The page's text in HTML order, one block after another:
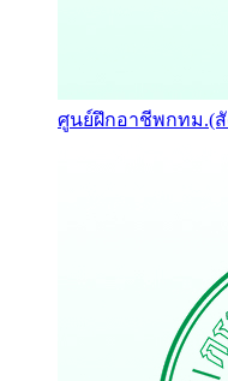
ศูนย์ฝึกอาชีพกทม.(